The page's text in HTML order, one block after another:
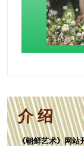
介 绍
《朝鲜艺术》网站